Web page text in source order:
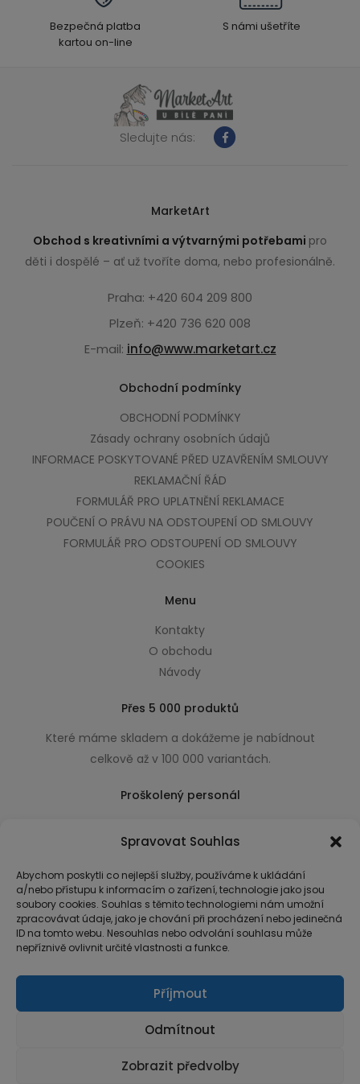
Spravovat Souhlas
Abychom poskytli co nejlepší služby, používáme k ukládání
a/nebo přístupu k informacím o zařízení, technologie jako jsou
soubory cookies. Souhlas s těmito technologiemi nám umožní
zpracovávat údaje, jako je chování při procházení nebo jedinečná
ID na tomto webu. Nesouhlas nebo odvolání souhlasu může
nepříznivě ovlivnit určité vlastnosti a funkce.
Příjmout
Odmítnout
Zobrazit předvolby
Bezpečná platba
kartou on-line
S námi ušetříte
Sledujte nás:
MarketArt
Obchod s kreativními a výtvarnými potřebami pro
děti i dospělé – ať už tvoříte doma, nebo profesionálně.
Praha: +420 604 209 800
Plzeň: +420 736 620 008
E-mail: info@www.marketart.cz
Obchodní podmínky
OBCHODNÍ PODMÍNKY
Zásady ochrany osobních údajů
INFORMACE POSKYTOVANÉ PŘED UZAVŘENÍM SMLOUVY
REKLAMAČNÍ ŘÁD
FORMULÁŘ PRO UPLATNĚNÍ REKLAMACE
POUČENÍ O PRÁVU NA ODSTOUPENÍ OD SMLOUVY
FORMULÁŘ PRO ODSTOUPENÍ OD SMLOUVY
COOKIES
Menu
Kontakty
O obchodu
Návody
Přes 5 000 produktů
Které máme skladem a dokážeme je nabídnout
celkově až v 100 000 variantách.
Proškolený personál
usnadňující nákup.
© Copyright 2026 MarketArt